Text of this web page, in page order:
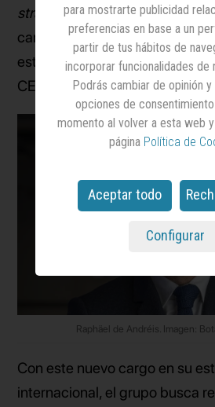
strategy officer(CSO) y ha
cargo aRaphaël de Andréis,
esta responsabilidad con su
CEO del grupo para Europa
Raphäel de Andréis. Imagen:
Con este nuevo cargo en su
internacional, el grupo busca
para mostrarte publicidad
preferencias en base a un
partir de tus hábitos de
incorporar funcionalidades de
Podrás cambiar de opinión
opciones de
momento al volver a esta web
página Política de
Aceptar todo
Configurar